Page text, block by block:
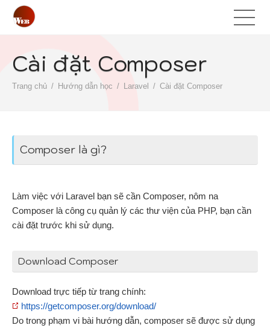
Cài đặt Composer
Trang chủ Hướng dẫn học Laravel Cài đặt Composer
Composer là gì?
Làm việc với Laravel bạn sẽ cần Composer, nôm na
Composer là công cụ quản lý các thư viện của PHP, bạn cần
cài đặt trước khi sử dụng.
Download Composer
Download trực tiếp từ trang chính:
https://getcomposer.org/download/
Do trong phạm vi bài hướng dẫn, composer sẽ được sử dụng